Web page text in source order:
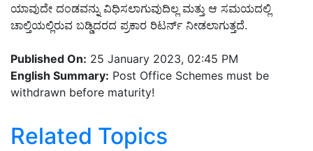
ಯಾವುದೇ ದಂಡವನ್ನು ವಿಧಿಸಲಾಗುವುದಿಲ್ಲ ಮತ್ತು ಆ ಸಮಯದಲ್ಲಿ
ಚಾಲ್ತಿಯಲ್ಲಿರುವ ಬಡ್ಡಿದರದ ಪ್ರಕಾರ ರಿಟರ್ನ್ ನೀಡಲಾಗುತ್ತದೆ.
Published On: 25 January 2023, 02:45 PM
English Summary: Post Office Schemes must be
withdrawn before maturity!
Related Topics